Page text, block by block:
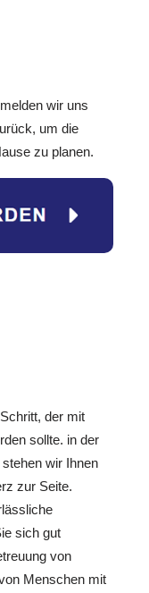
wir uns
um die
zu planen.
der mit
sollte. in der
wir Ihnen
zur Seite.
sich gut
von
Menschen mit